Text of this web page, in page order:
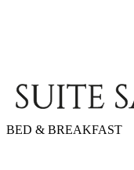
BED & BREAKFAST